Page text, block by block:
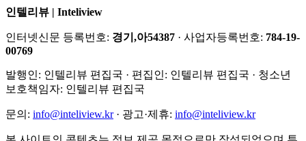
인텔리뷰 | Inteliview
인터넷신문 등록번호: 경기,아54387 · 사업자등록번호: 784-19-
00769
발행인: 인텔리뷰 편집국 · 편집인: 인텔리뷰 편집국 · 청소년
보호책임자: 인텔리뷰 편집국
문의: info@inteliview.kr· 광고·제휴: info@inteliview.kr